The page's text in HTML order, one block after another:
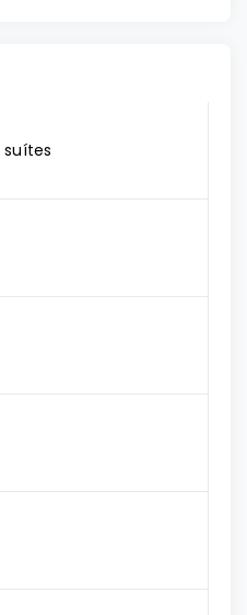
suítes